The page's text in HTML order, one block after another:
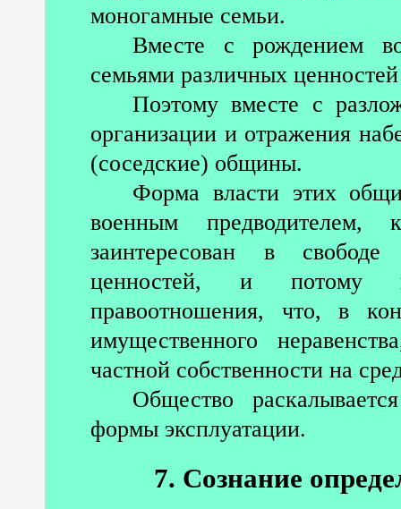
моногамные семьи.
Вместе с рождением
семьями различных
Поэтому вместе с
организации и отражения
(соседские) общины.
Форма власти этих
военным
заинтересован в
ценностей, и потому
правоотношения, что, в
имущественного
частной собственности на
Общество
формы эксплуатации.
7. Сознание